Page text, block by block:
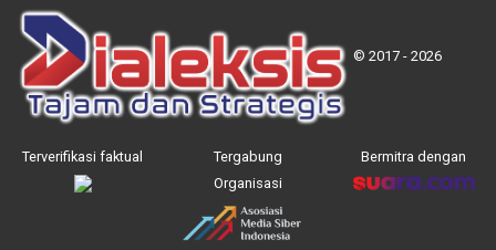
© 2017 - 2026
Terverifikasi faktual
Tergabung
Organisasi
Bermitra dengan